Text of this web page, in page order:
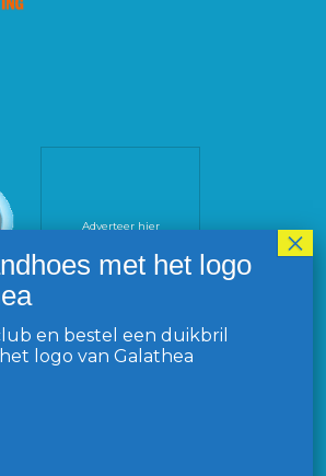
Adverteer hier
FACEBOOK
en bestel een duikbril
logo van Galathea